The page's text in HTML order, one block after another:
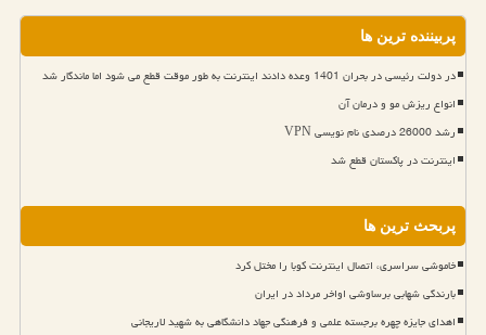
پربیننده ترین ها
در دولت رئیسی در بحران 1401 وعده دادند اینترنت به طور موقت قطع می شود اما ماندگار شد
انواع ریزش مو و درمان آن
رشد 26000 درصدی نام نویسی VPN
اینترنت در پاکستان قطع شد
پربحث ترین ها
خاموشی سراسری، اتصال اینترنت کوبا را مختل کرد
بارندگی شهابی برساوشی اواخر مرداد در ایران
اهدای جایزه چهره برجسته علمی و فرهنگی جهاد دانشگاهی به شهید لاریجانی